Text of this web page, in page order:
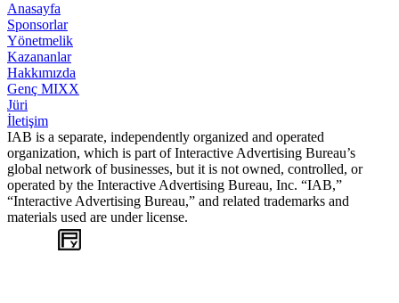
Anasayfa
Sponsorlar
Yönetmelik
Kazananlar
Hakkımızda
Genç MIXX
Jüri
İletişim
IAB is a separate, independently organized and operated
organization, which is part of Interactive Advertising Bureau’s
global network of businesses, but it is not owned, controlled, or
operated by the Interactive Advertising Bureau, Inc. “IAB,”
“Interactive Advertising Bureau,” and related trademarks and
materials used are under license.